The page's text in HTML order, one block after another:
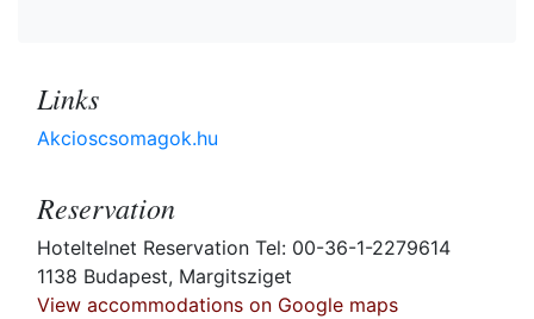
Links
Akcioscsomagok.hu
Reservation
Hoteltelnet Reservation Tel: 00-36-1-2279614
1138 Budapest, Margitsziget
View accommodations on Google maps